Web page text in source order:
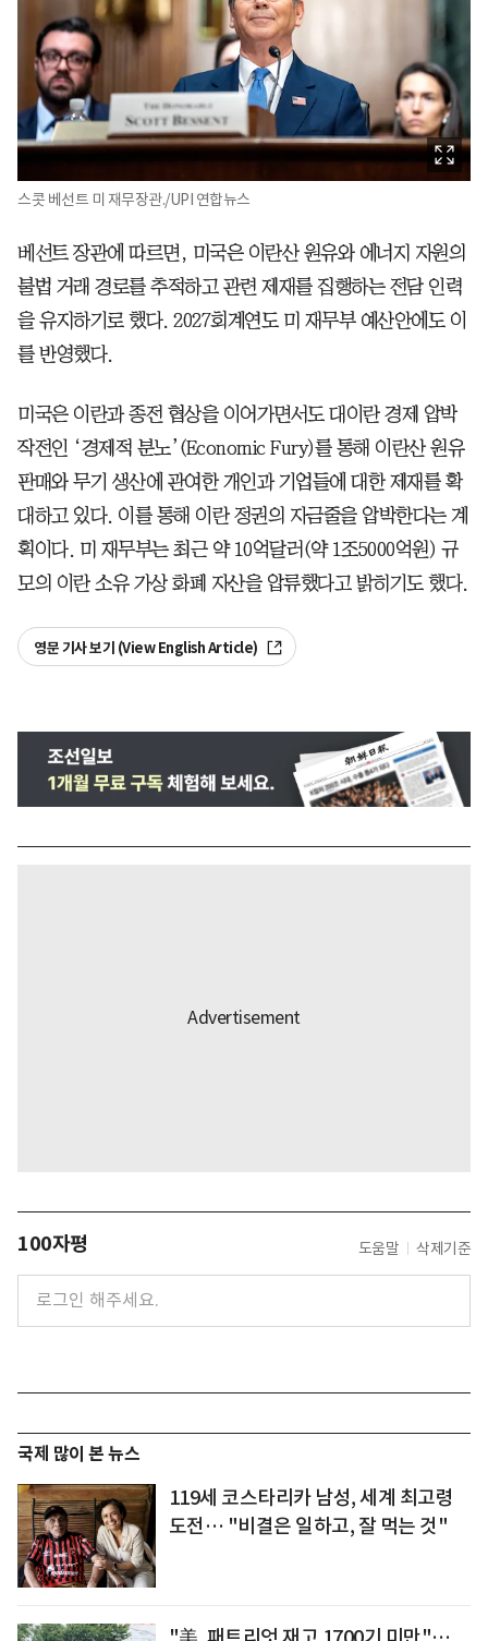
스콧 베선트 미 재무장관./UPI 연합뉴스
베선트 장관에 따르면, 미국은 이란산 원유와 에너지 자원의
불법 거래 경로를 추적하고 관련 제재를 집행하는 전담 인력
을 유지하기로 했다. 2027회계연도 미 재무부 예산안에도 이
를 반영했다.
미국은 이란과 종전 협상을 이어가면서도 대이란 경제 압박
작전인 ‘경제적 분노’(Economic Fury)를 통해 이란산 원유
판매와 무기 생산에 관여한 개인과 기업들에 대한 제재를 확
대하고 있다. 이를 통해 이란 정권의 자금줄을 압박한다는 계
획이다. 미 재무부는 최근 약 10억달러(약 1조5000억원) 규
모의 이란 소유 가상 화폐 자산을 압류했다고 밝히기도 했다.
영문 기사 보기 (View English Article)
100자평 도움말 삭제기준
국제 많이 본 뉴스
119세 코스타리카 남성, 세계 최고령
도전… "비결은 일하고, 잘 먹는 것"